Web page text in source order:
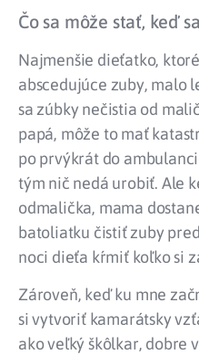
Čo sa môže stať, keď
Najmenšie dieťatko,
abscedujúce zuby, malo
sa zúbky nečistia od
papá, môže to mať
po prvýkrát do
tým nič nedá urobiť. Ale
odmalička, mama
batoliatku čistiť zuby
noci dieťa kŕmiť koľko si
Zároveň, keď ku mne
si vytvoriť kamarátsky
ako veľký škôlkar, dobre